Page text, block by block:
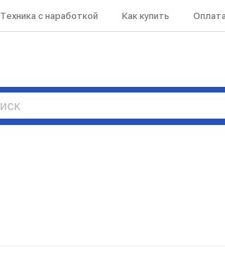
Техника с наработкой Как купить Оплата